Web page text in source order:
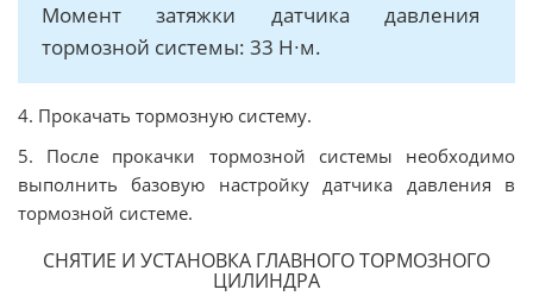
Момент затяжки датчика давления
тормозной системы: 33 Н∙м.
4. Прокачать тормозную систему.
5. После прокачки тормозной системы необходимо
выполнить базовую настройку датчика давления в
тормозной системе.
СНЯТИЕ И УСТАНОВКА ГЛАВНОГО ТОРМОЗНОГО
ЦИЛИНДРА